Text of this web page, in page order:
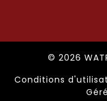
© 2026
Conditions